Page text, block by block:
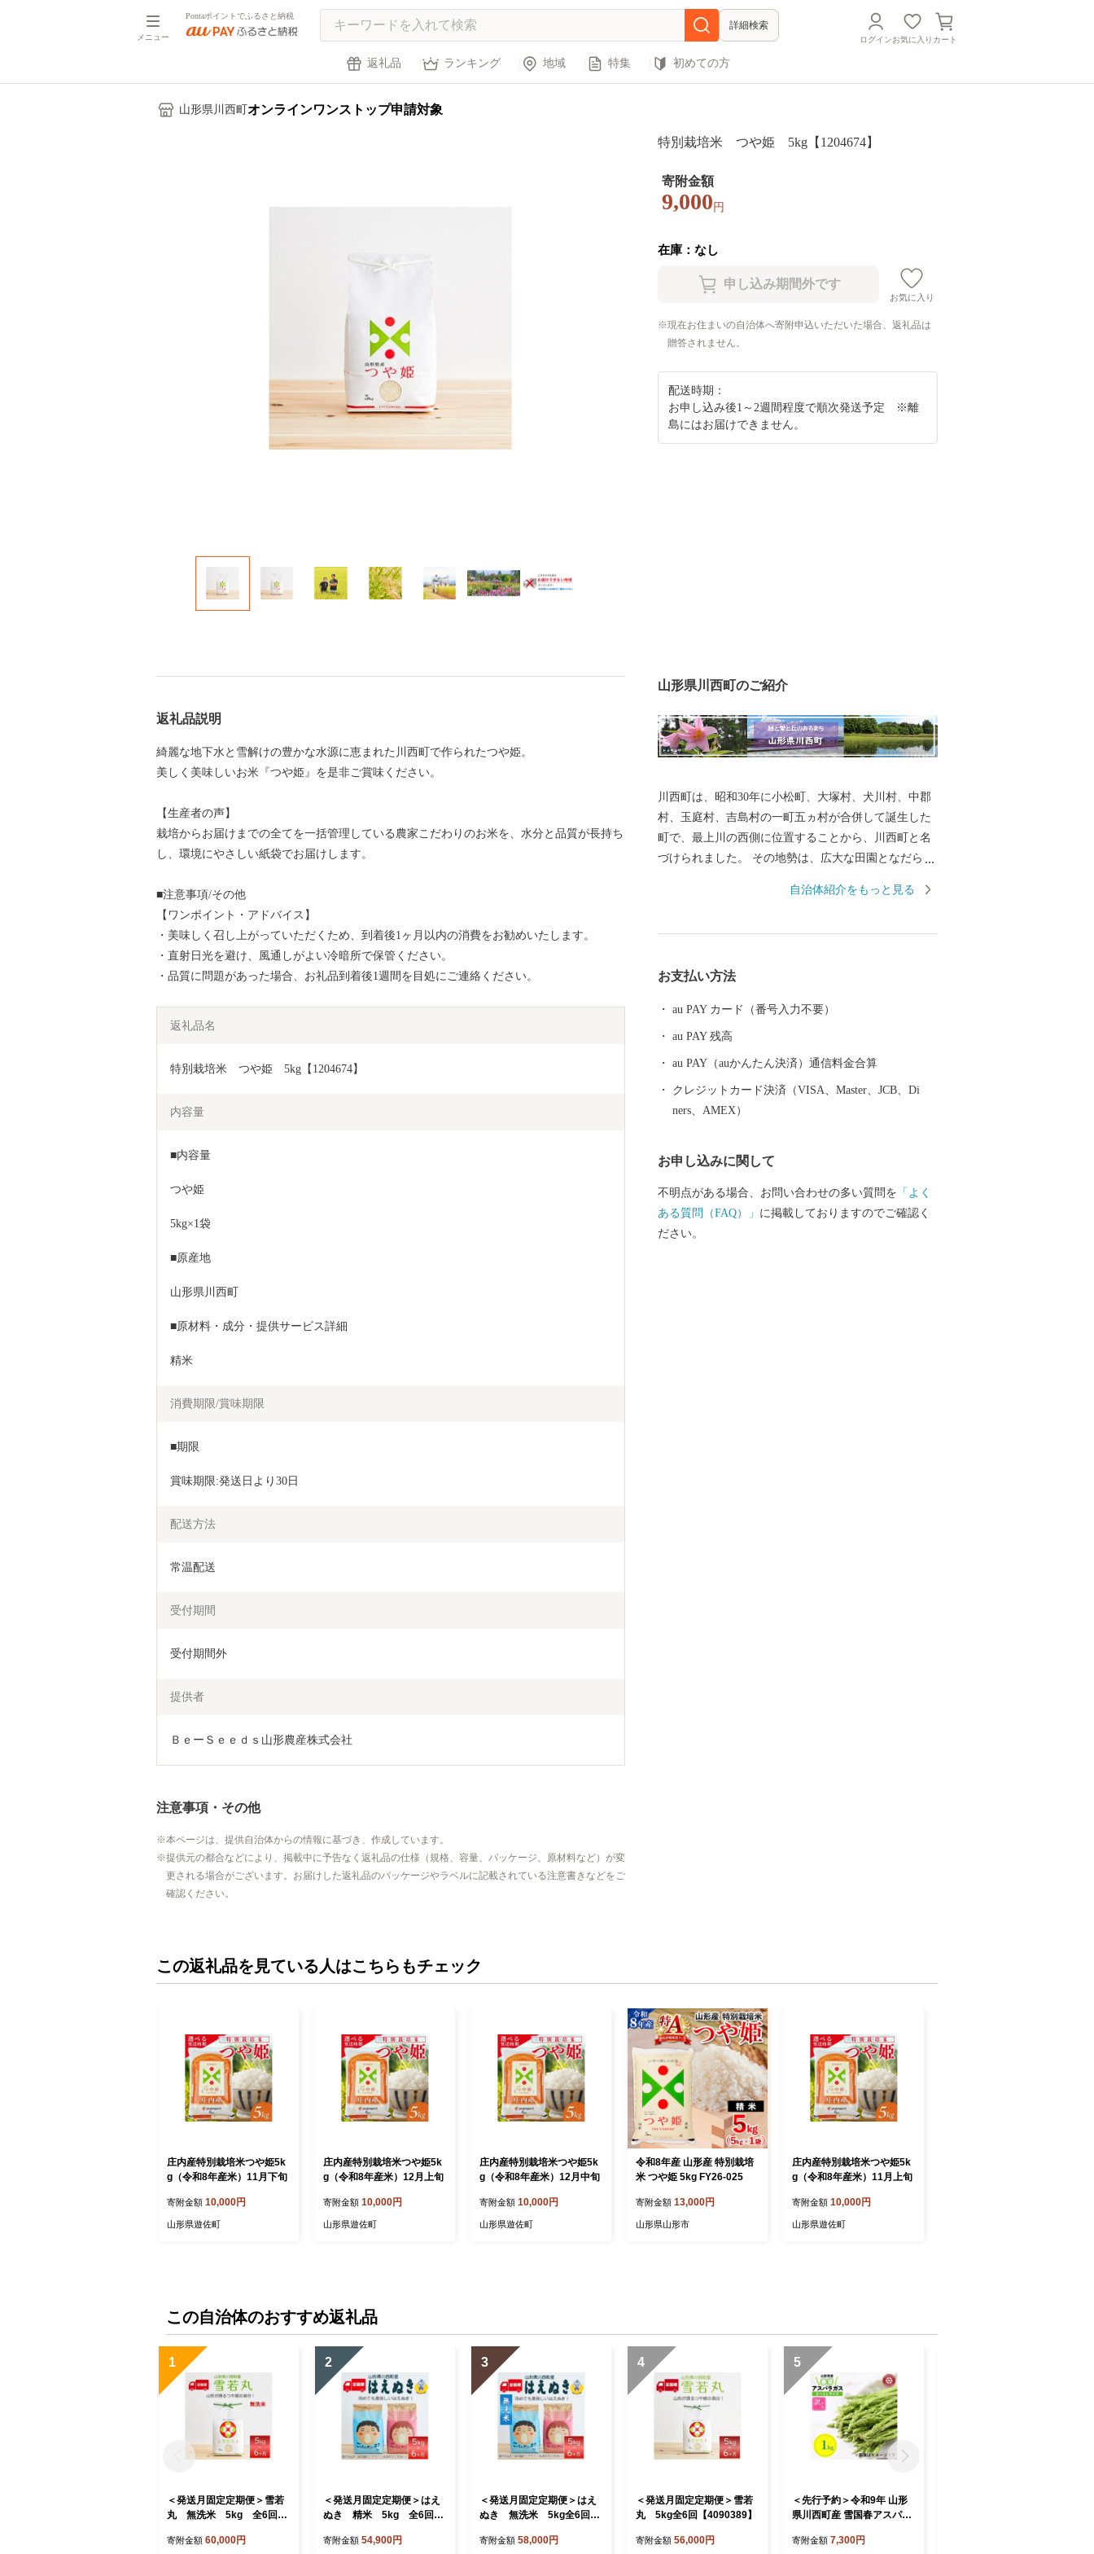
メニュー
Pontaポイントでふるさと納税
詳細検索
ログインお気に入り カート
返礼品 ランキング 地域 特集 初めての方
山形県川西町 オンラインワンストップ申請対象
特別栽培米 つや姫 5kg【1204674】
寄附金額
9,000 円
在庫：なし
お気に入り
現在お住まいの自治体へ寄附申込いただいた場合、返礼品は
贈答されません。
配送時期：
お申し込み後1～2週間程度で順次発送予定 ※離
島にはお届けできません。
返礼品説明
綺麗な地下水と雪解けの豊かな水源に恵まれた川西町で作られたつや姫。
美しく美味しいお米『つや姫』を是非ご賞味ください。
【生産者の声】
栽培からお届けまでの全てを一括管理している農家こだわりのお米を、水分と品質が長持ち
し、環境にやさしい紙袋でお届けします。
■注意事項/その他
【ワンポイント・アドバイス】
・美味しく召し上がっていただくため、到着後1ヶ月以内の消費をお勧めいたします。
・直射日光を避け、風通しがよい冷暗所で保管ください。
・品質に問題があった場合、お礼品到着後1週間を目処にご連絡ください。
返礼品名
特別栽培米　つや姫　5kg【1204674】
内容量
■内容量
つや姫
5kg×1袋
■原産地
山形県川西町
■原材料・成分・提供サービス詳細
精米
消費期限/賞味期限
■期限
賞味期限:発送日より30日
配送方法
常温配送
受付期間
受付期間外
提供者
ＢｅーＳｅｅｄｓ山形農産株式会社
注意事項・その他
本ページは、提供自治体からの情報に基づき、作成しています。
提供元の都合などにより、掲載中に予告なく返礼品の仕様（規格、容量、パッケージ、原材料など）が変
更される場合がございます。お届けした返礼品のパッケージやラベルに記載されている注意書きなどをご
確認ください。
山形県川西町のご紹介
川西町は、昭和30年に小松町、大塚村、犬川村、中郡
村、玉庭村、吉島村の一町五ヵ村が合併して誕生した
町で、最上川の西側に位置することから、川西町と名
づけられました。 その地勢は、広大な田園となだらか
沢牛のおいしさは、町内外から非常に高い評価を受け
の時期まで開園しています。メキシコ原産のダリア
は、ふるさとメキシコの太陽の輝きのように咲き誇
り、多くの来園者で賑わっています。
自治体紹介をもっと見る
お支払い方法
au PAY カード（番号入力不要）
au PAY 残高
au PAY（auかんたん決済）通信料金合算
クレジットカード決済（VISA、Master、JCB、Di
ners、AMEX）
お申し込みに関して
不明点がある場合、お問い合わせの多い質問を 「よく
ある質問（FAQ）」 に掲載しておりますのでご確認く
ださい。
この返礼品を見ている人はこちらもチェック
庄内産特別栽培米つや姫5k
g（令和8年産米）11月下旬
寄附金額 10,000円
山形県遊佐町
庄内産特別栽培米つや姫5k
g（令和8年産米）12月上旬
寄附金額 10,000円
山形県遊佐町
庄内産特別栽培米つや姫5k
g（令和8年産米）12月中旬
寄附金額 10,000円
山形県遊佐町
令和8年産 山形産 特別栽培
米 つや姫 5kg FY26-025
寄附金額 13,000円
山形県山形市
庄内産特別栽培米つや姫5k
g（令和8年産米）11月上旬
寄附金額 10,000円
山形県遊佐町
この自治体のおすすめ返礼品
1
＜発送月固定定期便＞雪若
丸 無洗米 5kg 全6回
寄附金額 60,000円
2
＜発送月固定定期便＞はえ
ぬき 精米 5kg 全6回
寄附金額 54,900円
3
＜発送月固定定期便＞はえ
ぬき 無洗米 5kg全6回
寄附金額 58,000円
4
＜発送月固定定期便＞雪若
丸 5kg全6回【4090389】
寄附金額 56,000円
5
＜先行予約＞令和9年 山形
県川西町産 雪国春アスパラ
サイズ 1kg【1764703】
寄附金額 7,300円